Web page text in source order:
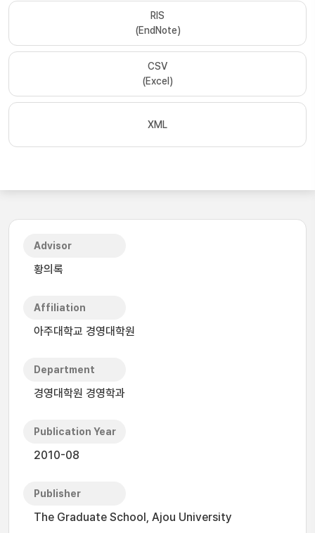
RIS
(EndNote)
CSV
(Excel)
XML
Advisor
황의록
Affiliation
아주대학교 경영대학원
Department
경영대학원 경영학과
Publication Year
2010-08
Publisher
The Graduate School, Ajou University